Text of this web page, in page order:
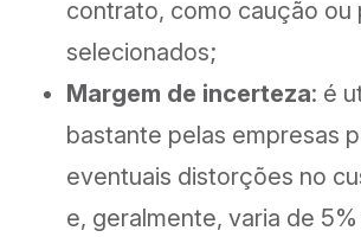
contrato, como caução ou
selecionados;
Margem de incerteza: é
bastante pelas empresas
eventuais distorções no
e, geralmente, varia de 5%